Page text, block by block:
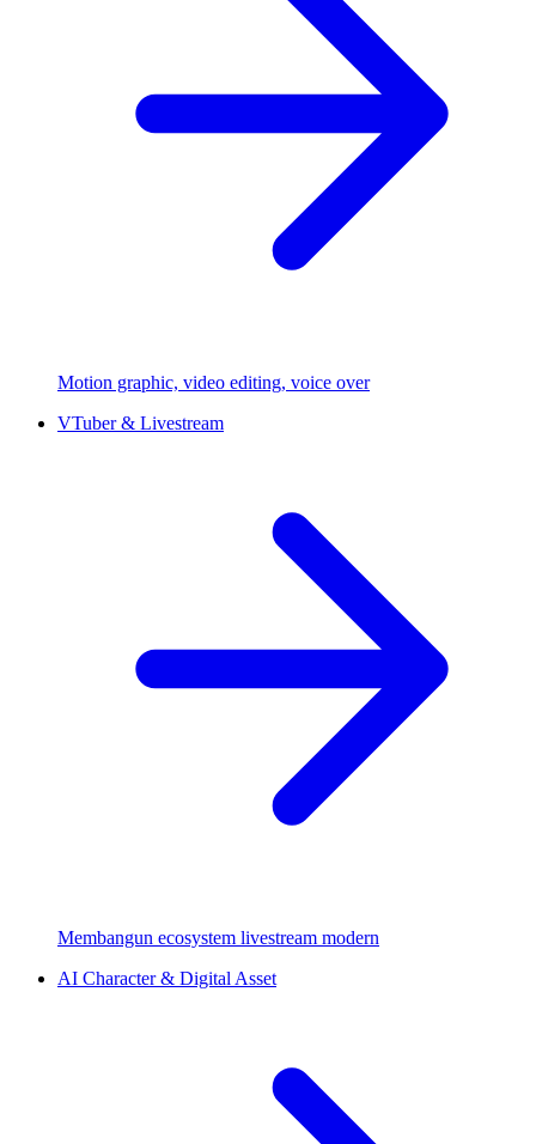
Motion graphic, video editing, voice over
VTuber & Livestream
Membangun ecosystem livestream modern
AI Character & Digital Asset